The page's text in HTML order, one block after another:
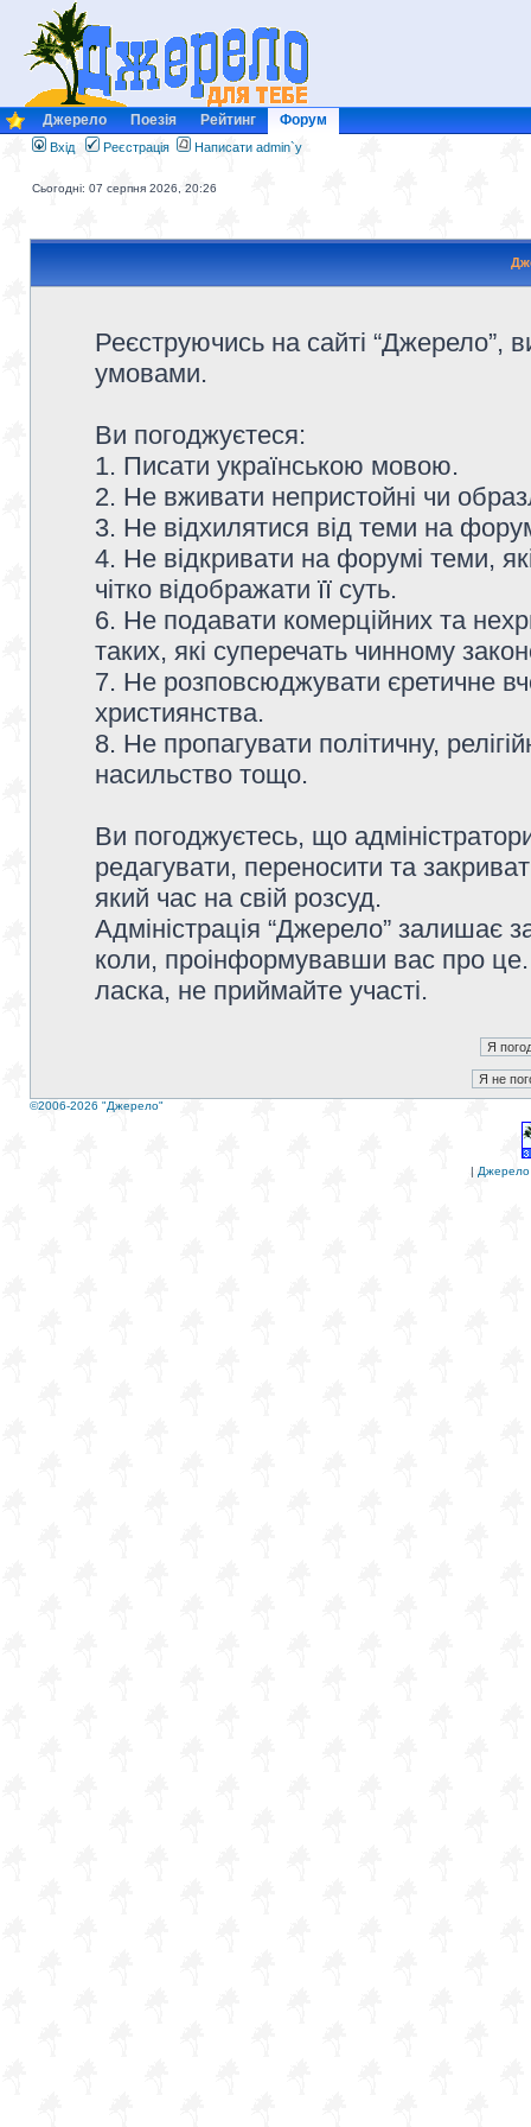
Джерело Поезія Рейтинг Форум
Вхід Реєстрація Написати admin`у
Сьогодні: 07 серпня 2026, 20:26
Реєструючись на сайті “Джерело”,
умовами.
Ви погоджуєтеся:
1. Писати українською мовою.
2. Не вживати непристойні чи
3. Не відхилятися від теми на
4. Не відкривати на форумі теми,
чітко відображати її суть.
6. Не подавати комерційних та
таких, які суперечать чинному
7. Не розповсюджувати єретичне
християнства.
8. Не пропагувати політичну,
насильство тощо.
Ви погоджуєтесь, що
редагувати, переносити та
який час на свій розсуд.
Адміністрація “Джерело” залишає
коли, проінформувавши вас про
ласка, не приймайте участі.
©2006-2026 "Джерело"
| Джерело